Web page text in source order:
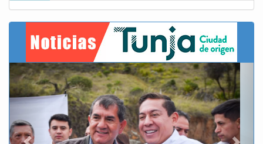
Previous Next